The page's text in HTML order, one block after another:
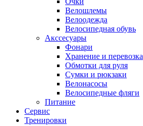
Велошлемы
Велоодежда
Велосипедная обувь
Акссесуары
Фонари
Хранение и перевозка
Обмотки для руля
Сумки и рюкзаки
Велонасосы
Велосипедные фляги
Питание
Сервис
Тренировки